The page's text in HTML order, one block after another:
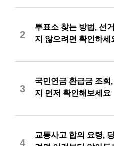
2
투표소 찾는 방법, 선
지 않으려면 확인하세
3
국민연금 환급금 조회
지 먼저 확인해보세요
4
교통사고 합의 요령,